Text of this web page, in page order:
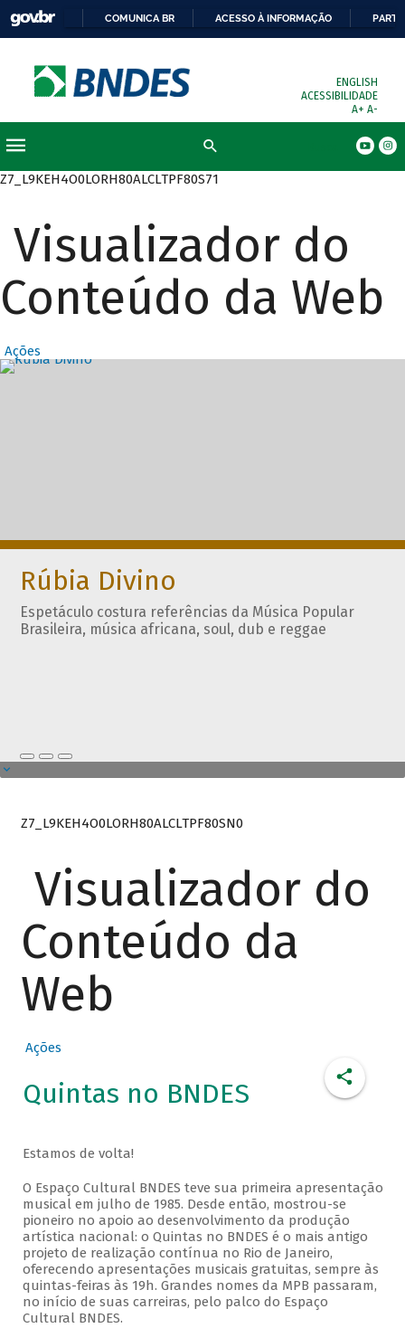
COMUNICA BR ACESSO À INFORMAÇÃO
ENGLISH
ACESSIBILIDADE
A+ A-
Z7_L9KEH4O0LORH80ALCLTPF80S71
Visualizador do
Conteúdo da Web
Ações
Destaques
Rúbia Divino
Espetáculo costura referências da Música Popular
Brasileira, música africana, soul, dub e reggae
Z7_L9KEH4O0LORH80ALCLTPF80SN0
Visualizador do
Conteúdo da
Web
Ações
Quintas no BNDES
Estamos de volta!
O Espaço Cultural BNDES teve sua primeira apresentação
musical em julho de 1985. Desde então, mostrou-se
pioneiro no apoio ao desenvolvimento da produção
artística nacional: o Quintas no BNDES é o mais antigo
projeto de realização contínua no Rio de Janeiro,
oferecendo apresentações musicais gratuitas, sempre às
quintas-feiras às 19h. Grandes nomes da MPB passaram,
no início de suas carreiras, pelo palco do Espaço
Cultural BNDES.